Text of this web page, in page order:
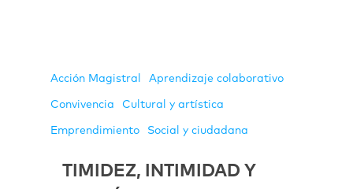
Acción Magistral Aprendizaje colaborativo
Convivencia Cultural y artística
Emprendimiento Social y ciudadana
TIMIDEZ, INTIMIDAD Y